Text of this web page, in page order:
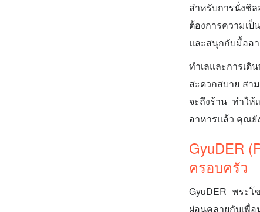
สำหรับการนั่งชิ
ต้องการความเ
และสนุกกับมื้ออ
ทำเลและการเดิ
สะดวกสบาย สา
จะถึงร้าน ทำให้
อาหารแล้ว คุณยั
GyuDER
ครอบครัว
GyuDER พระโ
ผ่อนคลายกับเพื่อ